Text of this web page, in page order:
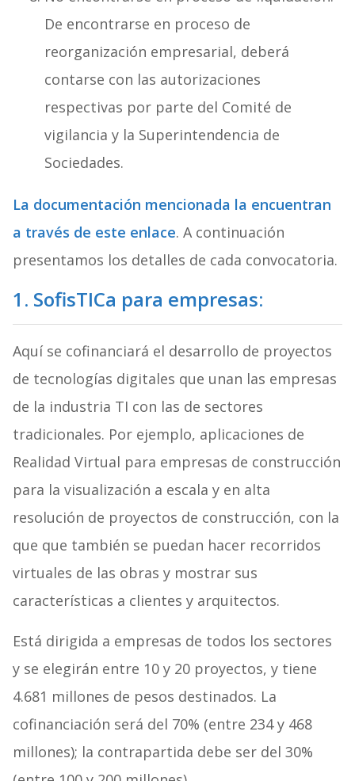
De encontrarse en proceso de
reorganización empresarial, deberá
contarse con las autorizaciones
respectivas por parte del Comité de
vigilancia y la Superintendencia de
Sociedades.
La documentación mencionada la encuentran
a través de este enlace. A continuación
presentamos los detalles de cada convocatoria.
1. SofisTICa para empresas:
Aquí se cofinanciará el desarrollo de proyectos
de tecnologías digitales que unan las empresas
de la industria TI con las de sectores
tradicionales. Por ejemplo, aplicaciones de
Realidad Virtual para empresas de construcción
para la visualización a escala y en alta
resolución de proyectos de construcción, con la
que que también se puedan hacer recorridos
virtuales de las obras y mostrar sus
características a clientes y arquitectos.
Está dirigida a empresas de todos los sectores
y se elegirán entre 10 y 20 proyectos, y tiene
4.681 millones de pesos destinados. La
cofinanciación será del 70% (entre 234 y 468
millones); la contrapartida debe ser del 30%